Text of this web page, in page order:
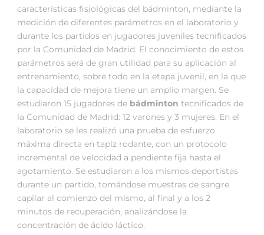
características fisiológicas del bádminton, mediante la
medición de diferentes parámetros en el laboratorio y
durante los partidos en jugadores juveniles tecnificados
por la Comunidad de Madrid. El conocimiento de estos
parámetros será de gran utilidad para su aplicación al
entrenamiento, sobre todo en la etapa juvenil, en la que
la capacidad de mejora tiene un amplio margen. Se
estudiaron 15 jugadores de bádminton tecnificados de
la Comunidad de Madrid: 12 varones y 3 mujeres. En el
laboratorio se les realizó una prueba de esfuerzo
máxima directa en tapiz rodante, con un protocolo
incremental de velocidad a pendiente fija hasta el
agotamiento. Se estudiaron a los mismos deportistas
durante un partido, tomándose muestras de sangre
capilar al comienzo del mismo, al final y a los 2
minutos de recuperación, analizándose la
concentración de ácido láctico.